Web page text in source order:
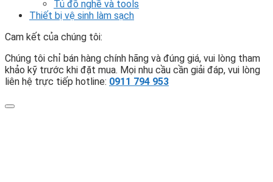
Tủ đồ nghề và tools
Thiết bị vệ sinh làm sạch
Cam kết của chúng tôi:
Chúng tôi chỉ bán hàng chính hãng và đúng giá, vui lòng tham
khảo kỹ trước khi đặt mua. Mọi nhu cầu cần giải đáp, vui lòng
liên hệ trực tiếp hotline: 0911 794 953